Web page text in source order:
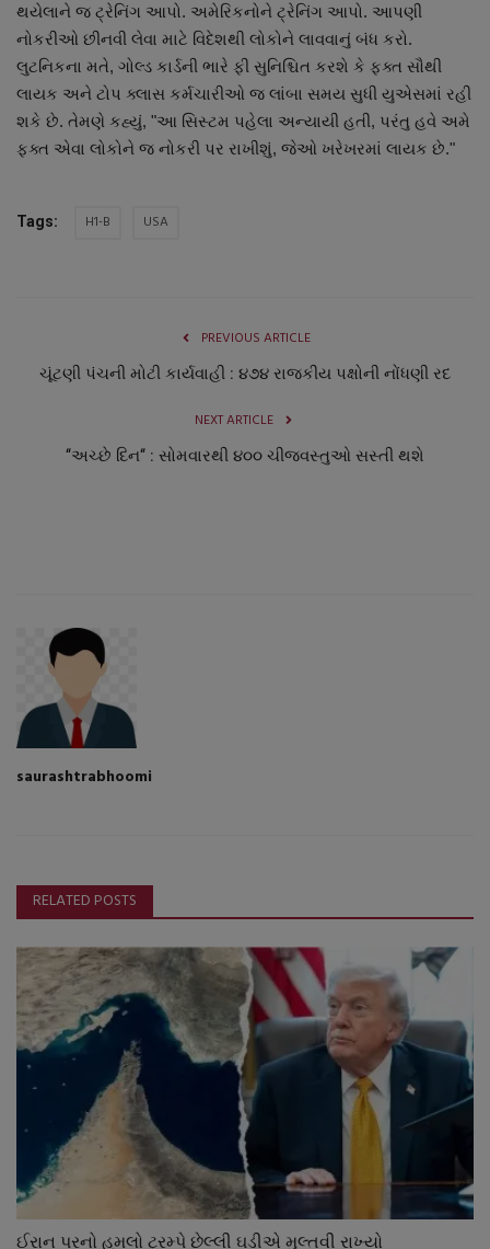
ગુનાખોરી
બોલિવૂડ
સ્વાસ્થ્ય
થયેલાને જ ટ્રેનિંગ આપો. અમેરિકનોને ટ્રેનિંગ આપો. આપણી
નોકરીઓ છીનવી લેવા માટે વિદેશથી લોકોને લાવવાનું બંધ કરો.
લુટનિકના મતે, ગોલ્ડ કાર્ડની ભારે ફી સુનિશ્ચિત કરશે કે ફક્ત સૌથી
લાયક અને ટોપ ક્લાસ કર્મચારીઓ જ લાંબા સમય સુધી યુએસમાં રહી
શકે છે. તેમણે કહ્યું, "આ સિસ્ટમ પહેલા અન્યાયી હતી, પરંતુ હવે અમે
ફક્ત એવા લોકોને જ નોકરી પર રાખીશું, જેઓ ખરેખરમાં લાયક છે."
Tags: H1-B USA
PREVIOUS ARTICLE
ચૂંટણી પંચની મોટી કાર્યવાહી : ૪૭૪ રાજકીય પક્ષોની નોંધણી રદ
NEXT ARTICLE
‘‘અચ્છે દિન‘‘ : સોમવારથી ૪૦૦ ચીજવસ્તુઓ સસ્તી થશે
saurashtrabhoomi
RELATED POSTS
ઈરાન પરનો હુમલો ટ્રમ્પે છેલ્લી ઘડીએ મુલ્તવી રાખ્યો